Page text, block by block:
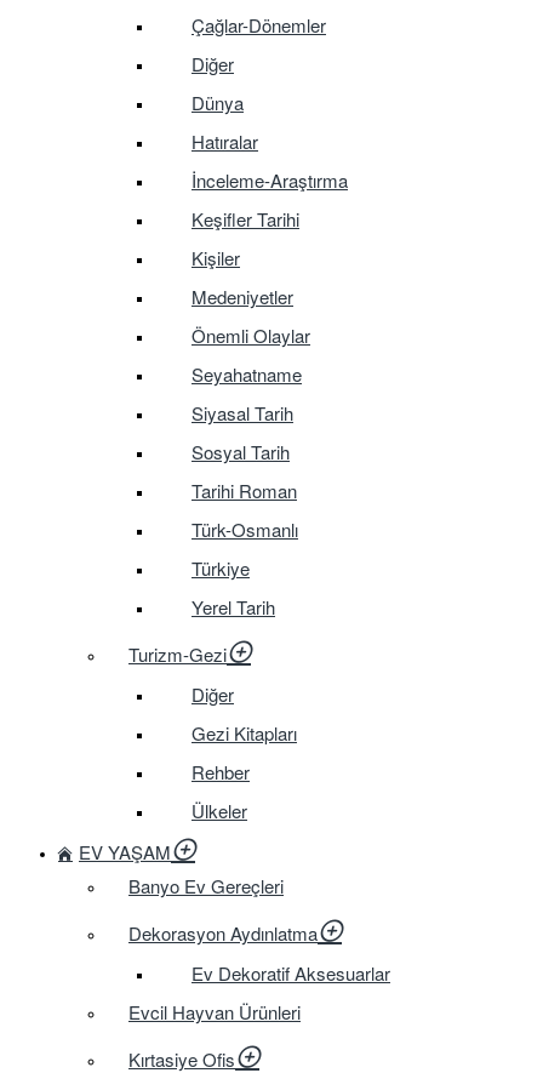
Çağlar-Dönemler
Diğer
Dünya
Hatıralar
İnceleme-Araştırma
Keşifler Tarihi
Kişiler
Medeniyetler
Önemli Olaylar
Seyahatname
Siyasal Tarih
Sosyal Tarih
Tarihi Roman
Türk-Osmanlı
Türkiye
Yerel Tarih
Turizm-Gezi
Diğer
Gezi Kitapları
Rehber
Ülkeler
EV YAŞAM
Banyo Ev Gereçleri
Dekorasyon Aydınlatma
Ev Dekoratif Aksesuarlar
Evcil Hayvan Ürünleri
Kırtasiye Ofis